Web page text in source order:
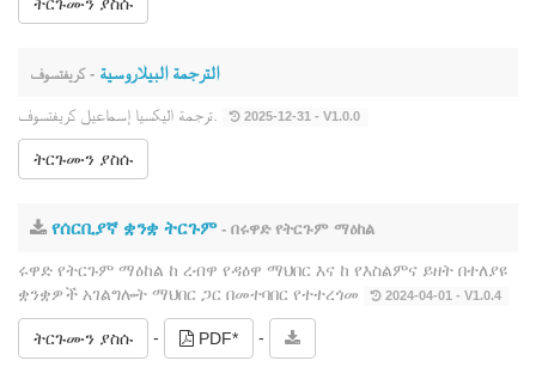
الترجمة البيلاروسية - كريفتسوف
2025-12-31 - V1.0.0
ትርጉሙን ያስሱ
የሰርቢያኛ ቋንቋ ትርጉም- በሩዋድ የትርጉም ማዕከል
ሩዋድ የትርጉም ማዕከል ከ ረብዋ የዳዕዋ ማህበር እና ከ የእስልምና ይዘት በተለያዩ
ቋንቋዎች አገልግሎት ማህበር ጋር በመተባበር የተተረጎመ
2024-04-01 - V1.0.4
ትርጉሙን ያስሱ - PDF* -